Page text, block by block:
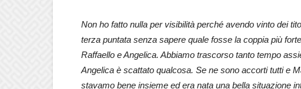
Non ho fatto nulla per visibilità perché avendo vinto dei
terza puntata senza sapere quale fosse la coppia più
Raffaello e Angelica. Abbiamo trascorso tanto tempo
Angelica è scattato qualcosa. Se ne sono accorti tutti e
stavamo bene insieme ed era nata una bella situazione